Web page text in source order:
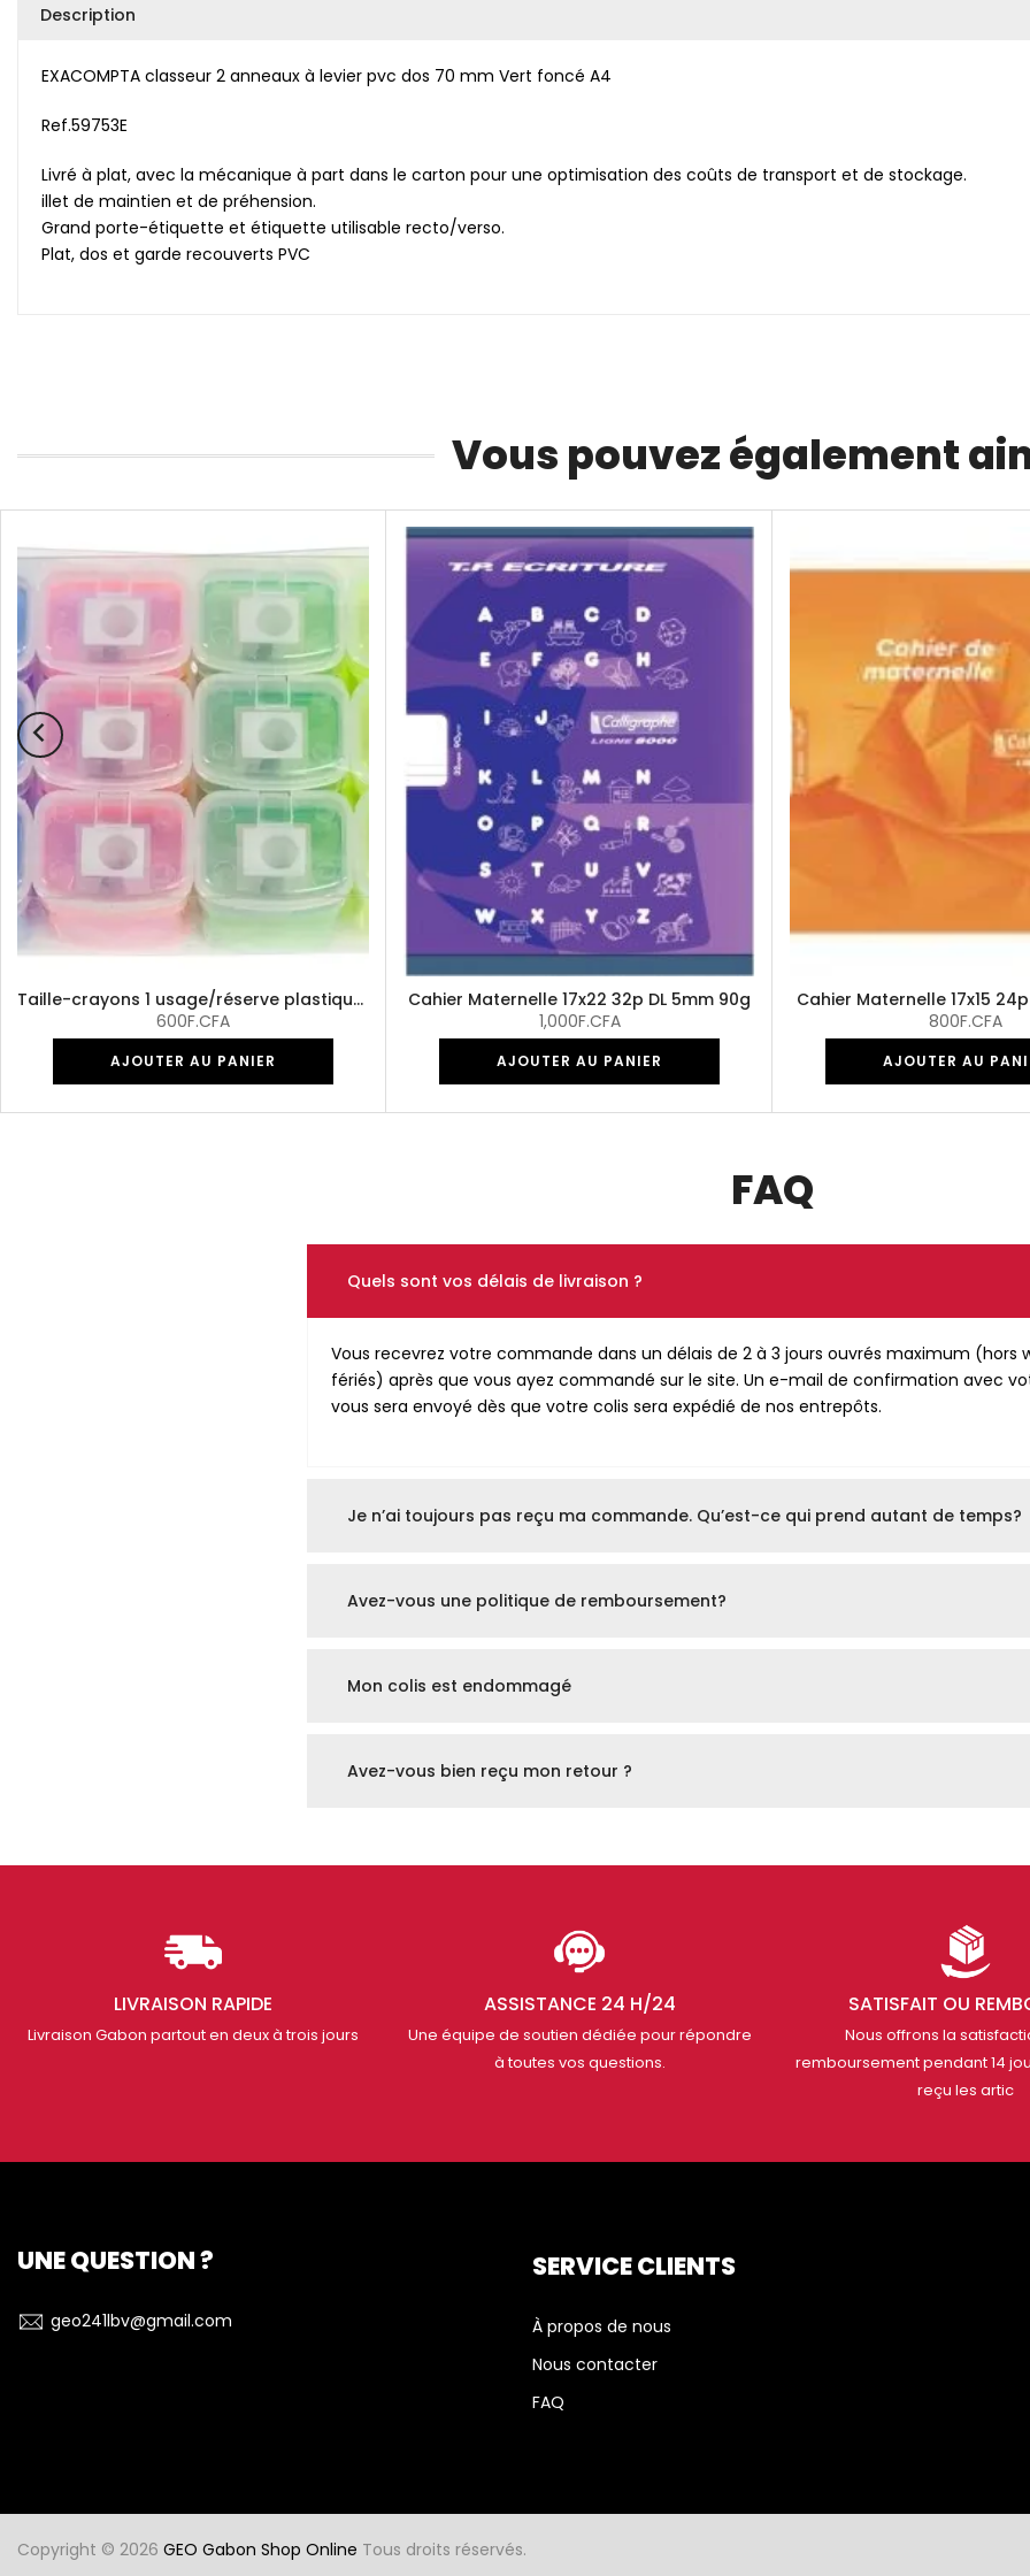
Description
EXACOMPTA classeur 2 anneaux à levier pvc dos 70 mm Vert foncé A4
Ref.59753E
Livré à plat, avec la mécanique à part dans le carton pour une optimisation des coûts de transport et de stockage.
illet de maintien et de préhension.
Grand porte-étiquette et étiquette utilisable recto/verso.
Plat, dos et garde recouverts PVC
Vous pouvez également
Taille-crayons 1 usage/réserve plastique ass coul
600F.CFA
AJOUTER AU PANIER
Cahier Maternelle 17x22 32p DL 5mm 90g
1,000F.CFA
AJOUTER AU PANIER
Cahier Maternelle 17x15
800F.CFA
AJOUTER AU
FAQ
Quels sont vos délais de livraison ?
Vous recevrez votre commande dans un délais de 2 à 3 jours ouvrés maximum (hors
fériés) après que vous ayez commandé sur le site. Un e-mail de confirmation avec
vous sera envoyé dès que votre colis sera expédié de nos entrepôts.
Je n’ai toujours pas reçu ma commande. Qu’est-ce qui prend autant de temps?
Avez-vous une politique de remboursement?
Mon colis est endommagé
Avez-vous bien reçu mon retour ?
LIVRAISON RAPIDE
Livraison Gabon partout en deux à trois jours
ASSISTANCE 24 H/24
Une équipe de soutien dédiée pour répondre
à toutes vos questions.
SATISFAIT OU
Nous offrons la
remboursement pendant 14
reçu les artic
UNE QUESTION ?
geo241lbv@gmail.com
SERVICE CLIENTS
À propos de nous
Nous contacter
FAQ
Copyright © 2026 GEO Gabon Shop Online Tous droits réservés.